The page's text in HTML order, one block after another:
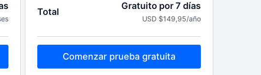
Total
Gratuito por 7 días
USD $149,95/año
Comenzar prueba gratuita